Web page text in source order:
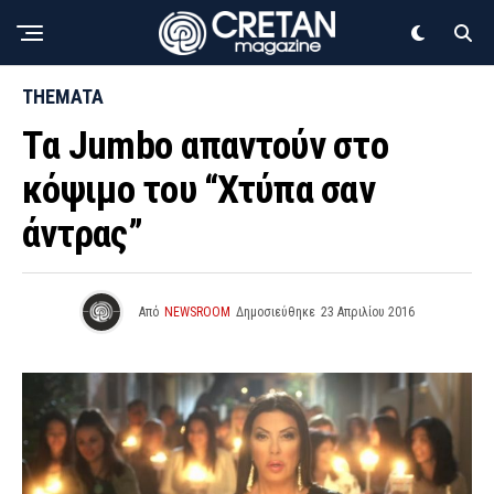
THEMATA
Tα Jumbo απαντούν στο
κόψιμο του “Χτύπα σαν
άντρας”
Από NEWSROOM Δημοσιεύθηκε 23 Απριλίου 2016